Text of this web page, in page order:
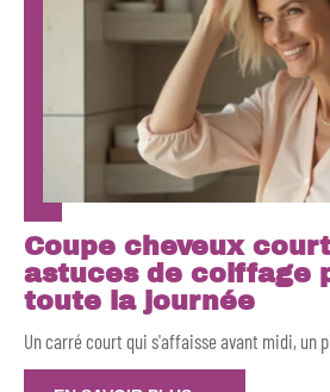
Coupe cheveux
astuces de coiffage
toute la journée
Un carré court qui s'affaisse avant midi, un